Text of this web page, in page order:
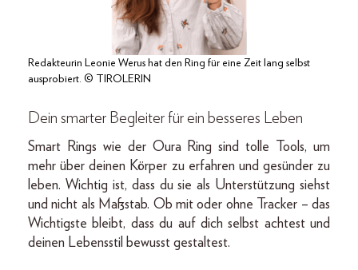
Redakteurin Leonie Werus hat den Ring für eine Zeit lang selbst
ausprobiert. © TIROLERIN
Dein smarter Begleiter für ein besseres Leben
Smart Rings wie der Oura Ring sind tolle Tools, um
mehr über deinen Körper zu erfahren und gesünder zu
leben. Wichtig ist, dass du sie als Unterstützung siehst
und nicht als Maßstab. Ob mit oder ohne Tracker – das
Wichtigste bleibt, dass du auf dich selbst achtest und
deinen Lebensstil bewusst gestaltest.